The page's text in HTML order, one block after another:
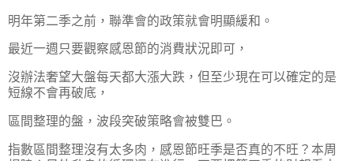
明年第二季之前，聯準會的政策就會明顯緩和。
最近一週只要觀察感恩節的消費狀況即可，
沒辦法奢望大盤每天都大漲大跌，但至少現在可以確定的是
短線不會再破底，
區間整理的盤，波段突破策略會被雙巴。
指數區間整理沒有太多肉，感恩節旺季是否真的不旺？本周